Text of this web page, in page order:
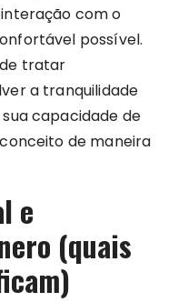
com o
possível.
tratar
a tranquilidade
capacidade de
de maneira
e
(quais